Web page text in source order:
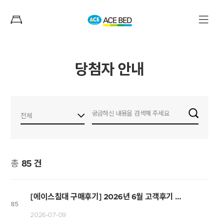
당첨자 안내
총 85건
85
[에이스침대 구매후기] 2026년 6월 고객후기 당첨자 발표
2026-07-09